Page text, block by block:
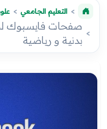
التعليم الجامعي
صفحات فايسبوك
بدنية و رياضية